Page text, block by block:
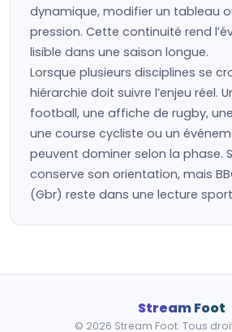
dynamique, modifier un tableau
pression. Cette continuité rend
lisible dans une saison longue.
Lorsque plusieurs disciplines se
hiérarchie doit suivre l’enjeu réel.
football, une affiche de rugby,
une course cycliste ou un
peuvent dominer selon la phase.
conserve son orientation, mais
(Gbr) reste dans une lecture
Stream Foot
© 2026 Stream Foot. Tous